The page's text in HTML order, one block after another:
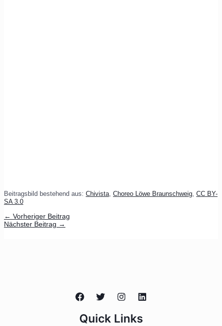
Beitragsbild bestehend aus: Chivista Choreo Löwe Braunschweig CC BY-
SA 3.0
← Vorheriger Beitrag
Nächster Beitrag →
Quick Links